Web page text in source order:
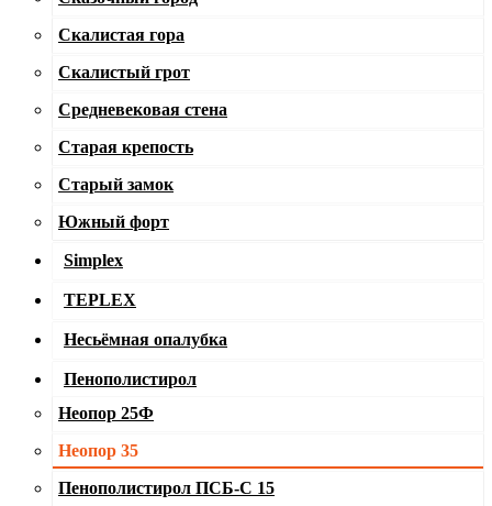
Скалистая гора
Скалистый грот
Средневековая стена
Старая крепость
Старый замок
Южный форт
Simplex
TEPLEX
Несьёмная опалубка
Пенополистирол
Неопор 25Ф
Неопор 35
Пенополистирол ПСБ-С 15